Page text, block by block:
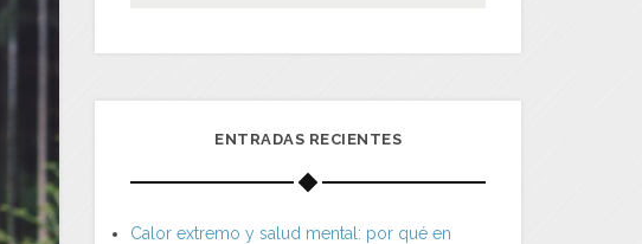
ENTRADAS RECIENTES
Calor extremo y salud mental: por qué en